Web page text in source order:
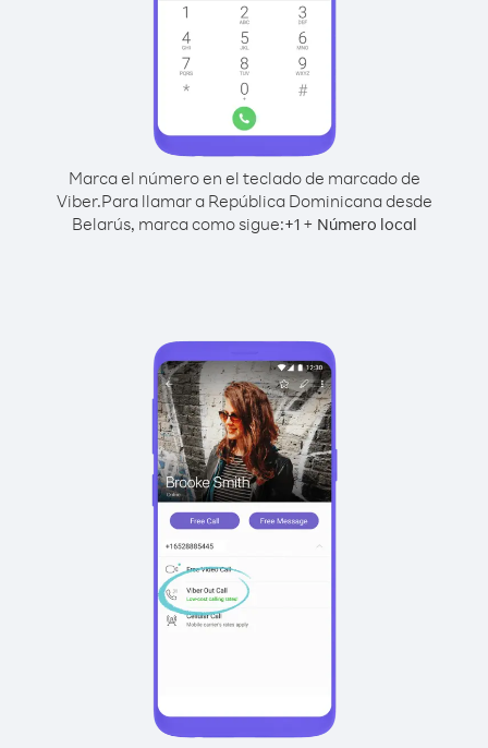
Marca el número en el teclado de marcado de
Viber.Para llamar a República Dominicana desde
Belarús, marca como sigue:+1+ Número local